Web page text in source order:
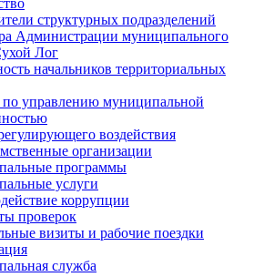
структурных подразделений
Администрации муниципального
Лог
начальников территориальных
по управлению муниципальной
воздействия
организации
программы
услуги
коррупции
проверок
визиты и рабочие поездки
служба